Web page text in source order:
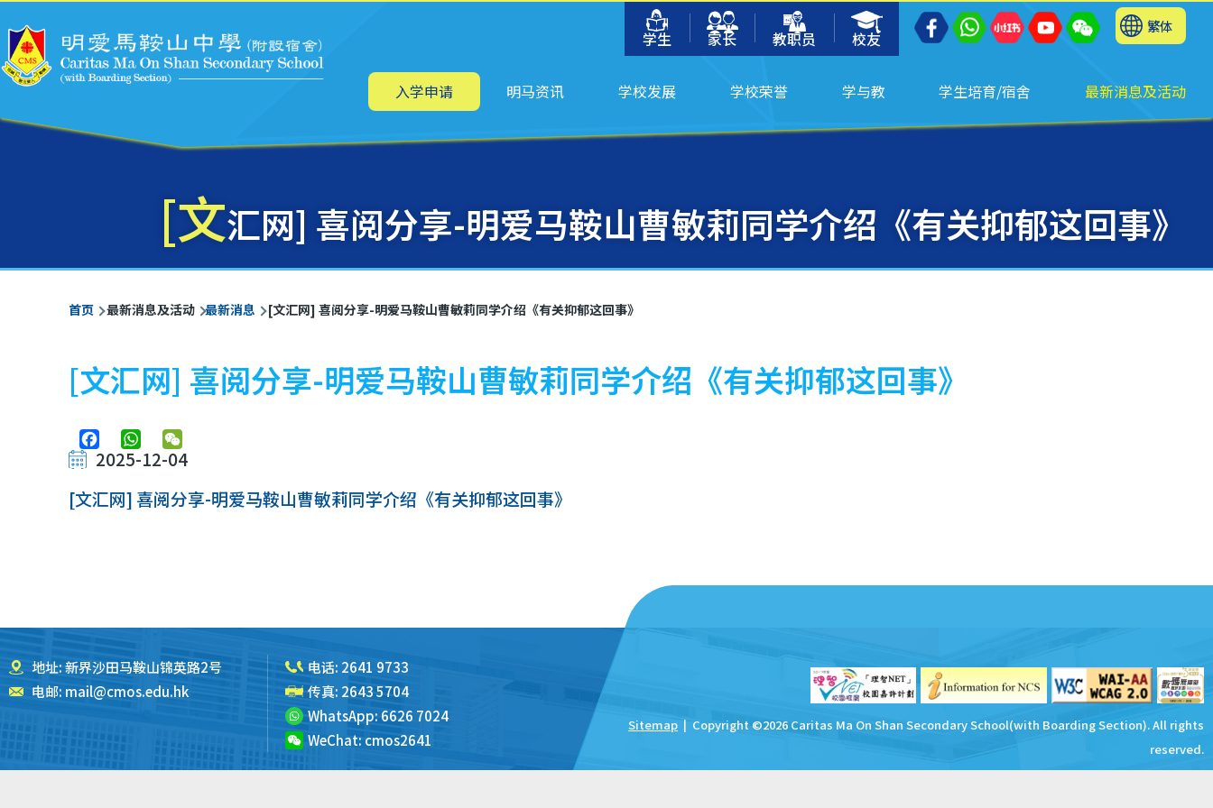
学生
家长 教职员 校友
繁体
主
航 入学申请 明马资讯 学校发展 学校荣誉 学与教 学生培育/宿舍 最新消息及活动
[文汇网] 喜阅分享-明爱马鞍山曹敏莉同学介绍《有关抑郁这回事》
面
包
屑
首页 最新消息及活动 最新消息 [文汇网] 喜阅分享-明爱马鞍山曹敏莉同学介绍《有关抑郁这回事》
[文汇网] 喜阅分享-明爱马鞍山曹敏莉同学介绍《有关抑郁这回事》
FacebookWhatsApp
2025-12-04
[文汇网] 喜阅分享-明爱马鞍山曹敏莉同学介绍《有关抑郁这回事》
地址: 新界沙田马鞍山锦英路2号
电邮: mail@cmos.edu.hk
电话: 2641 9733
传真: 2643 5704
WhatsApp: 6626 7024
WeChat: cmos2641
Sitemap | Copyright ©2026 Caritas Ma On Shan Secondary School(with Boarding Section). All rights
reserved.